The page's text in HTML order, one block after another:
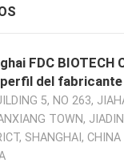
FDC BIOTECH
perfil del fabricante
5, NO 263,
TOWN,
SHANGHAI, CHINA